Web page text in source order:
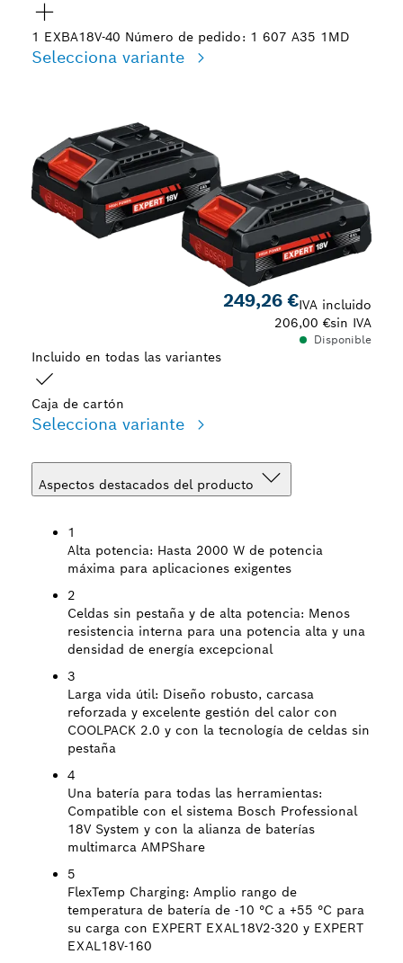
1 EXBA18V-40 Número de pedido: 1 607 A35 1MD
Selecciona variante
249,26 €IVA incluido
206,00 €sin IVA
Disponible
Incluido en todas las variantes
Caja de cartón
Selecciona variante
Aspectos destacados del producto
1
Alta potencia: Hasta 2000 W de potencia
máxima para aplicaciones exigentes
2
Celdas sin pestaña y de alta potencia: Menos
resistencia interna para una potencia alta y una
densidad de energía excepcional
3
Larga vida útil: Diseño robusto, carcasa
reforzada y excelente gestión del calor con
COOLPACK 2.0 y con la tecnología de celdas sin
pestaña
4
Una batería para todas las herramientas:
Compatible con el sistema Bosch Professional
18V System y con la alianza de baterías
multimarca AMPShare
5
FlexTemp Charging: Amplio rango de
temperatura de batería de -10 °C a +55 °C para
su carga con EXPERT EXAL18V2-320 y EXPERT
EXAL18V-160